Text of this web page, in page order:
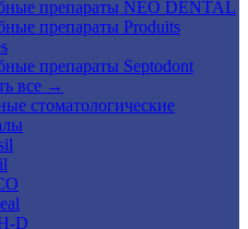
препараты NEO DENTAL
препараты Produits
препараты Septodont
все →
стоматологические
D